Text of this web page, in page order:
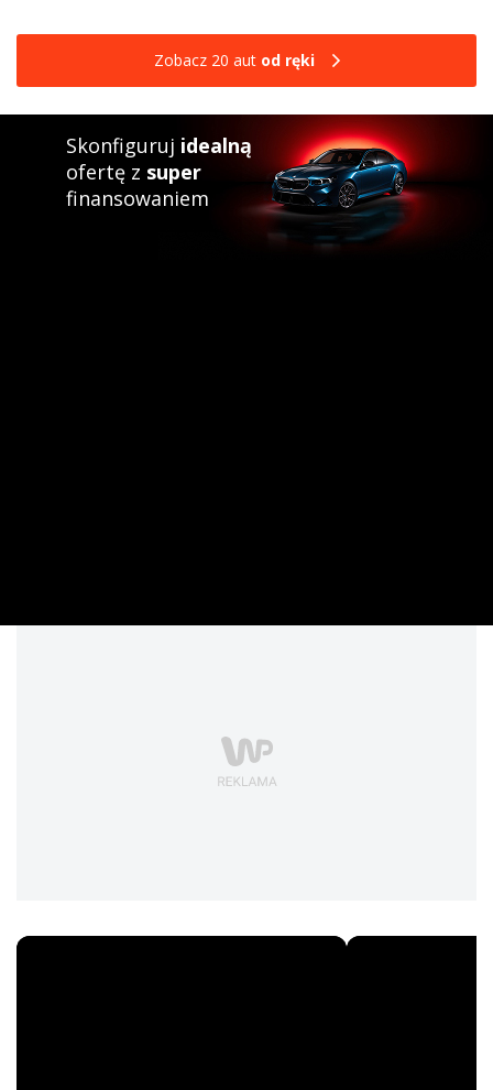
Zobacz 20 aut od ręki
Skonfiguruj idealną
ofertę z super
finansowaniem